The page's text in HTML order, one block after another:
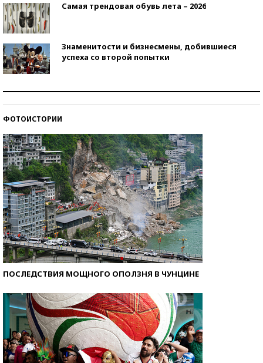
Самая трендовая обувь лета – 2026
Знаменитости и бизнесмены, добившиеся
успеха со второй попытки
ФОТОИСТОРИИ
ПОСЛЕДСТВИЯ МОЩНОГО ОПОЛЗНЯ В ЧУНЦИНЕ